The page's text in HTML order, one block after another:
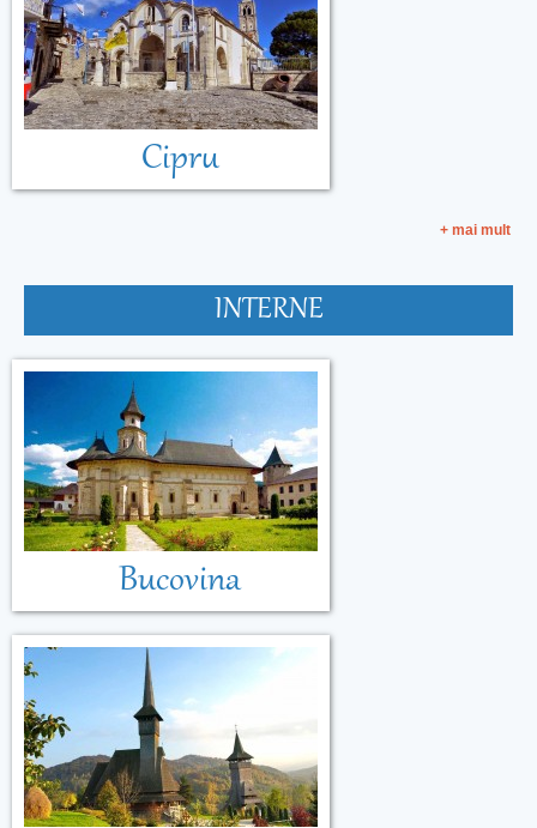
Cipru
+ mai mult
INTERNE
Bucovina